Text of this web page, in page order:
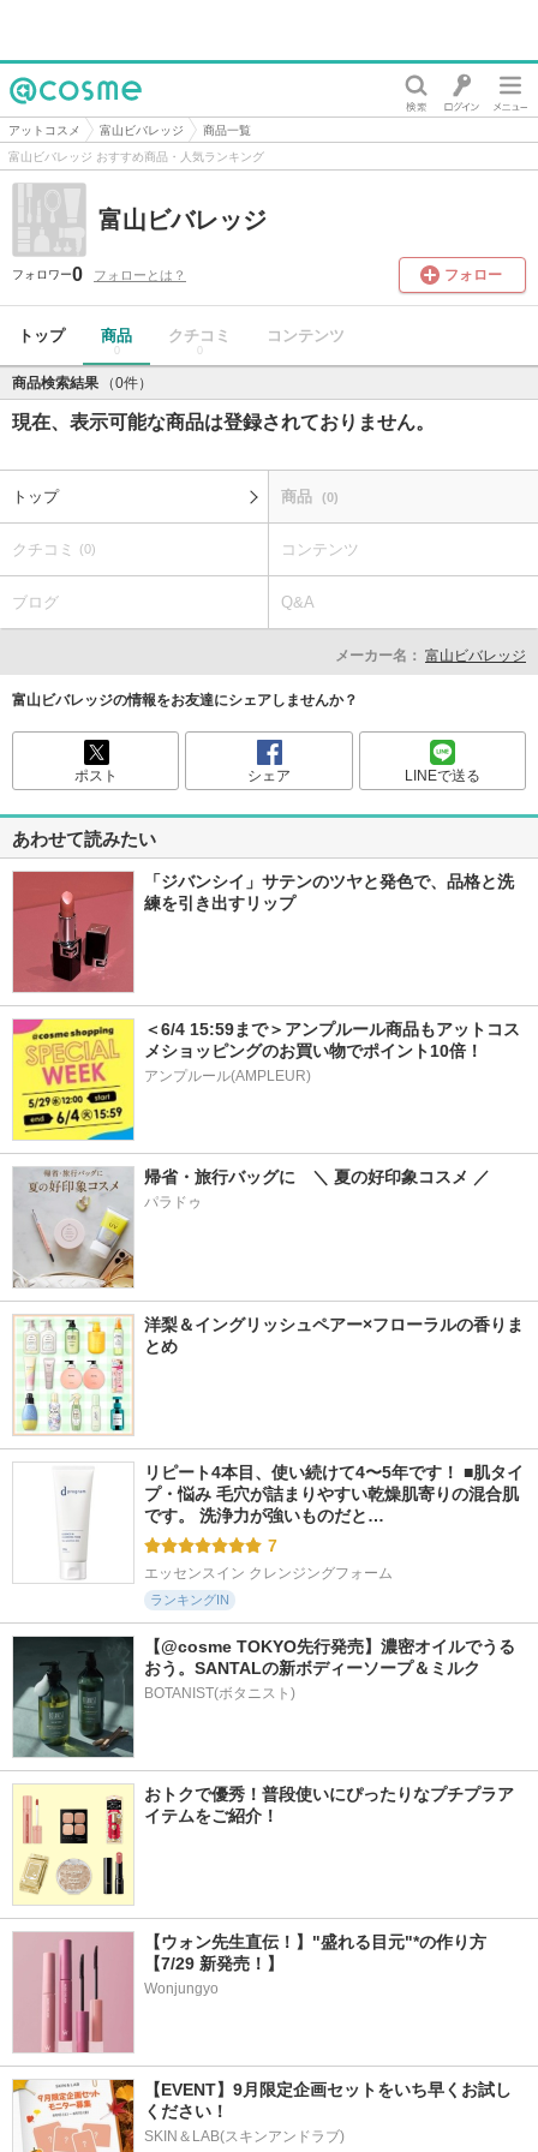
@cosme
アットコスメ 富山ビバレッジ
商品一覧
富山ビバレッジ おすすめ商品・人気ランキング
富山ビバレッジ
フォロワー0 フォローとは？ フォロー
トップ 商品
0
クチコミ
0
コンテンツ
商品検索結果 （0件）
現在、表示可能な商品は登録されておりません。
トップ 商品 (0)
クチコミ (0) コンテンツ
ブログ Q&A
メーカー名： 富山ビバレッジ
富山ビバレッジの情報をお友達にシェアしませんか？
ポスト シェア LINEで送る
あわせて読みたい
「ジバンシイ」サテンのツヤと発色で、品格と洗
練を引き出すリップ
＜6/4 15:59まで＞アンプルール商品もアットコス
メショッピングのお買い物でポイント10倍！
アンプルール(AMPLEUR)
帰省・旅行バッグに　＼ 夏の好印象コスメ ／
パラドゥ
洋梨＆イングリッシュペアー×フローラルの香りま
とめ
リピート4本目、使い続けて4〜5年です！ ■肌タイ
プ・悩み 毛穴が詰まりやすい乾燥肌寄りの混合肌
です。 洗浄力が強いものだと…
7
エッセンスイン クレンジングフォーム
ランキングIN
【@cosme TOKYO先行発売】濃密オイルでうる
おう。SANTALの新ボディーソープ＆ミルク
BOTANIST(ボタニスト)
おトクで優秀！普段使いにぴったりなプチプラア
イテムをご紹介！
【ウォン先生直伝！】"盛れる目元"*の作り方
【7/29 新発売！】
Wonjungyo
【EVENT】9月限定企画セットをいち早くお試し
ください！
SKIN＆LAB(スキンアンドラブ)